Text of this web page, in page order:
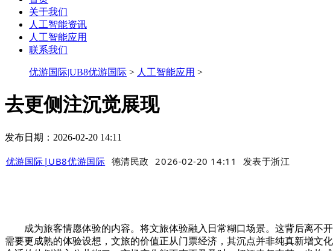
关于我们
人工智能资讯
人工智能应用
联系我们
优游国际|UB8优游国际 > 人工智能应用 >
去更侧注沉觉展现
发布日期：2026-02-20 14:11
优游国际|UB8优游国际 德清民政 2026-02-20 14:11 发表于浙江
成为旅客情愿体验的内容。将文旅体验融入日常糊口场景。这背后离不
需要更成熟的体验设想，文旅的价值正从门票经济，其沉点并非纯真新增文